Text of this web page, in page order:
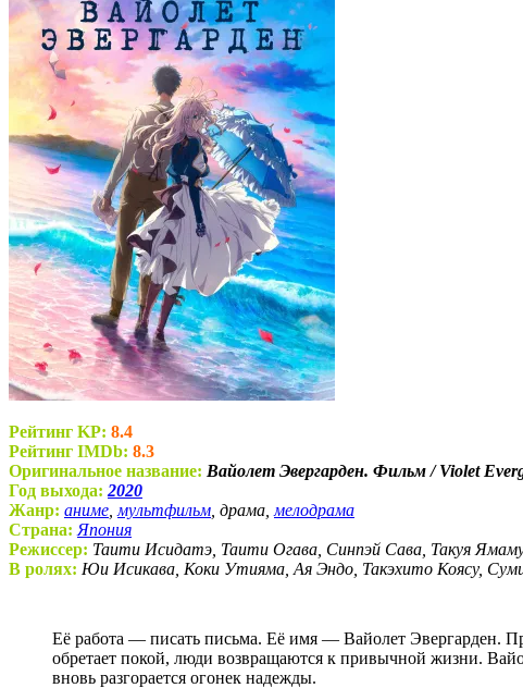
Рейтинг KP: 8.4
Рейтинг IMDb: 8.3
Оригинальное название: Вайолет Эвергарден. Фильм / Violet
Год выхода: 2020
Жанр: аниме мультфильм , драма, мелодрама
Страна: Япония
Режиссер: Таити Исидатэ, Таити Огава, Синпэй Сава, Такуя
В ролях: Юи Исикава, Коки Утияма, Ая Эндо, Такэхито Коясу,
Её работа — писать письма. Её имя — Вайолет Эвергарден. Прошло несколько лет с тех пор, как закончилась война, которая нанесла многим глубокие раны. Мир постепенно
обретает покой, люди возвращаются к привычной жизни.
вновь разгорается огонек надежды.